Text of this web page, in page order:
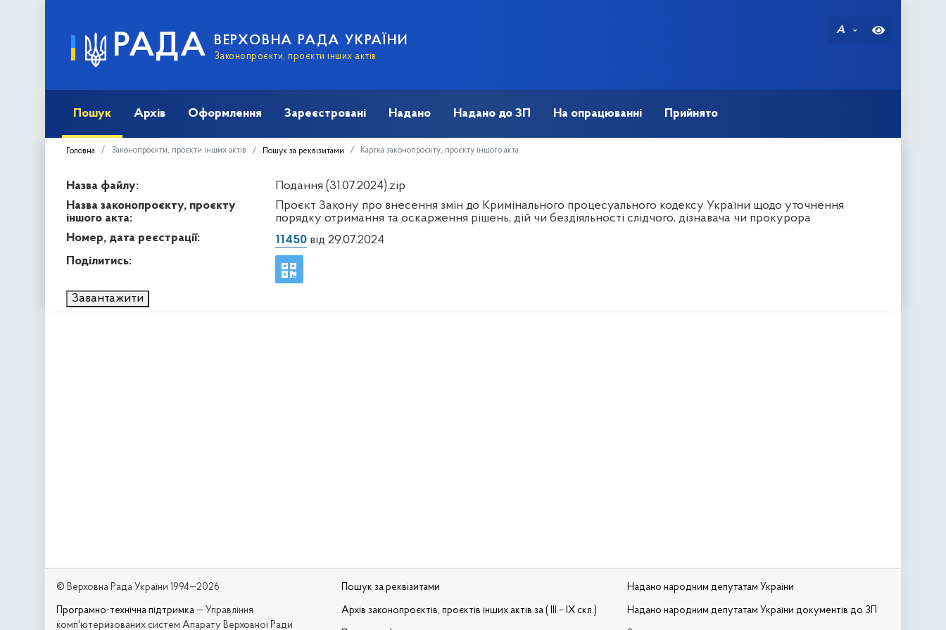
РАДА ВЕРХОВНА РАДА УКРАЇНИ
Законопроєкти, проєкти інших актів
A
Пошук Архів Оформлення Зареєстровані Надано Надано до ЗП На опрацюванні Прийнято
Головна Законопроєкти, проєкти інших актів Пошук за реквізитами Картка законопроєкту, проєкту іншого акта
Назва файлу:
Подання (31.07.2024).zip
Назва законопроєкту, проєкту
іншого акта:
Проєкт Закону про внесення змін до Кримінального процесуального кодексу України щодо уточнення
порядку отримання та оскарження рішень, дій чи бездіяльності слідчого, дізнавача чи прокурора
Номер, дата реєстрації:
11450від 29.07.2024
Поділитись:
Завантажити
© Верховна Рада України 1994—2026
Програмно-технічна підтримка — Управління
комп'ютеризованих систем Апарату Верховної Ради
Пошук за реквізитами
Архів законопроєктів, проєктів інших актів за ( III – IX скл.)
Надано народним депутатам України
Надано народним депутатам України документів до ЗП